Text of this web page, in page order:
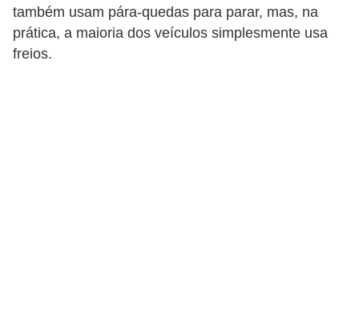
também usam pára-quedas para parar, mas, na
prática, a maioria dos veículos simplesmente usa
freios.
F
i